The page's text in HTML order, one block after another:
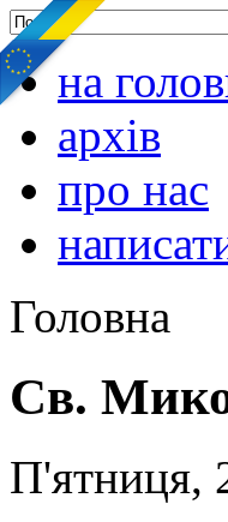
на
архів
про нас
Головна
Св.
П'ятниця,